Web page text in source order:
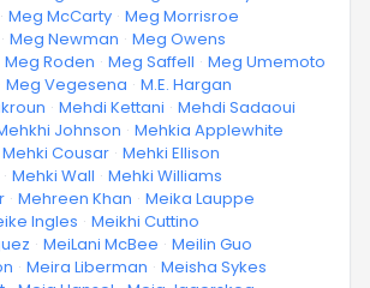
· Meg McCarty · Meg Morrisroe
· Meg Newman · Meg Owens
Meg Roden · Meg Saffell · Meg Umemoto
Meg Vegesena · M.E. Hargan
· Mehdi Kettani · Mehdi Sadaoui
Johnson · Mehkia Applewhite
Mehki Cousar · Mehki Ellison
· Mehki Wall · Mehki Williams
· Mehreen Khan · Meika Lauppe
Ingles · Meikhi Cuttino
· MeiLani McBee · Meilin Guo
· Meira Liberman · Meisha Sykes